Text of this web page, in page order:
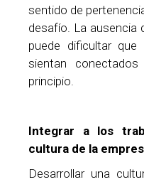
sentido de
desafío. La ausencia
puede dificultar
sientan
principio.
Integrar a los
cultura de la
Desarrollar una